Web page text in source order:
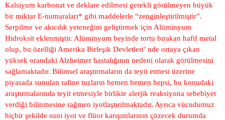
Kalsiyum karbonat ve deklare edilmesi gerekli görülmeyen büyük
bir miktar E-numaraları* gibi maddelerle “zenginleştirilmiştir”.
Serpilme ve akıcılık yeteneğini geliştirmek için Alüminyum
Hidroksit eklenmiştir. Alüminyum beyinde tortu bırakan hafif metal
olup, bu özelliği Amerika Birleşik Devletleri’ nde ortaya çıkan
yüksek orandaki Alzheimer hastalığının nedeni olarak görülmesini
sağlamaktadır. Bilimsel araştırmaların da teyit etmesi üzerine
piyasada sunulan rafine tuzların hemen hemen hepsi, bu konudaki
araştırmalarında teyit etmesiyle birlikte alerjik reaksiyona sebebiyet
verdiği bilinmesine rağmen iyotlaştırılmaktadır. Ayrıca vücudumuz
hiçbir şekilde suni iyot ve flüor karışımlarının çözecek durumda